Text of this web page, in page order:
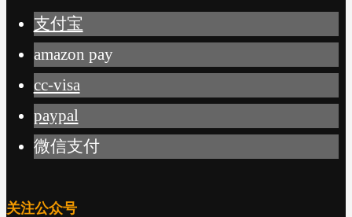
支付宝
amazon pay
cc-visa
paypal
微信支付
关注公众号